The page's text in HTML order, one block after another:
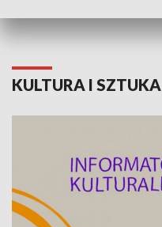
KULTURA I SZTUKA